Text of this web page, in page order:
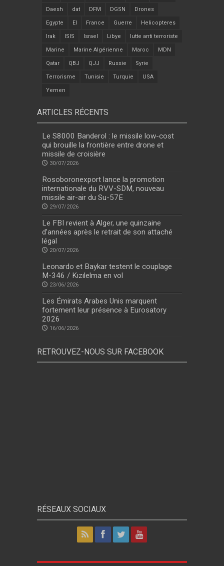
Daesh dat DFM DGSN Drones
Egypte EI France Guerre Helicopteres
Irak ISIS Israel Libye lutte anti terroriste
Marine Marine Algérienne Maroc MDN
Qatar QBJ QJJ Russie Syrie
Terrorisme Tunisie Turquie USA
Yemen
ARTICLES RÉCENTS
Le S8000 Banderol : le missile low-cost
qui brouille la frontière entre drone et
missile de croisière
30/07/2026
Rosoboronexport lance la promotion
internationale du RVV-SDM, nouveau
missile air-air du Su-57E
29/07/2026
Le FBI revient à Alger, une quinzaine
d’années après le retrait de son attaché
légal
20/07/2026
Leonardo et Baykar testent le couplage
M-346 / Kızılelma en vol
23/06/2026
Les Émirats Arabes Unis marquent
fortement leur présence à Eurosatory
2026
16/06/2026
RETROUVEZ-NOUS SUR FACEBOOK
RÉSEAUX SOCIAUX